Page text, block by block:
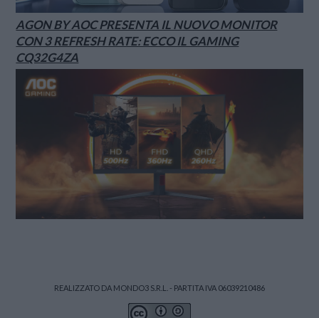
AGON BY AOC PRESENTA IL NUOVO MONITOR
CON 3 REFRESH RATE: ECCO IL GAMING
CQ32G4ZA
REALIZZATO DA MONDO3 S.R.L. - PARTITA IVA 06039210486